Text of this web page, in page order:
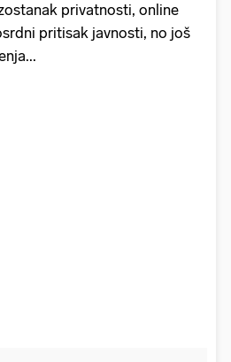
privatnosti, online
pritisak javnosti, no još